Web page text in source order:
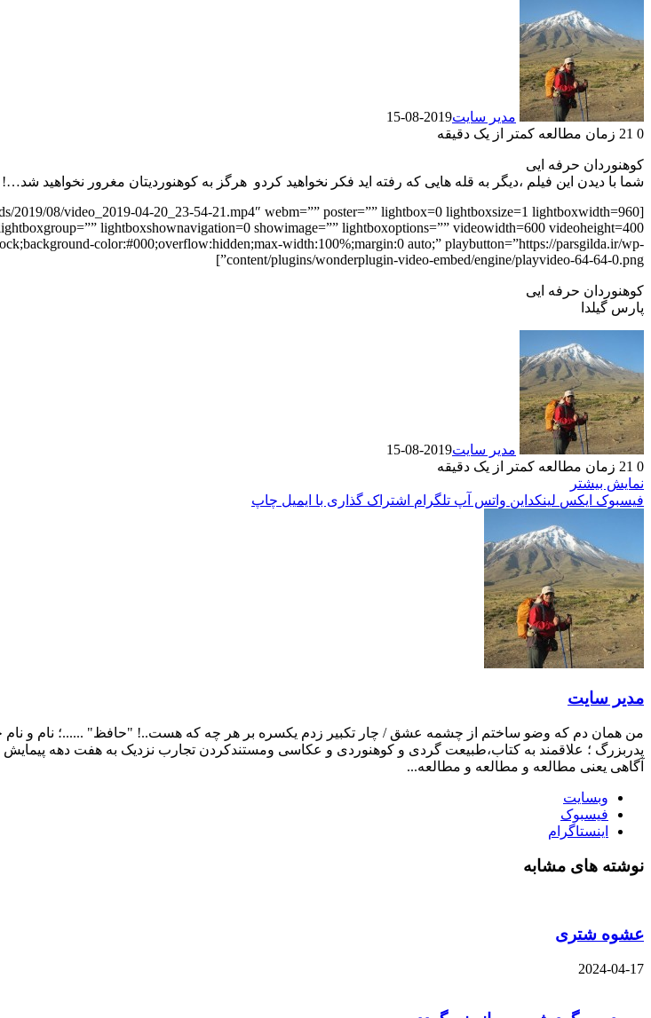
مدیر سایت2019-08-15
0
زمان مطالعه کمتر از یک دقیقه
کوهنوردان حرفه ایی
شما با دیدن این فیلم ،دیگر به قله هایی که رفته اید فکر نخواهید کردو هرگز به کوهنوردیتان مغرور نخواهید شد…!
2019/08/video_2019-04-20_23-54-21.mp4″ webm=”” poster=”” lightbox=0 lightboxsize=1 lightboxwidth=960
lightboxshownavigation=0 showimage=”” lightboxoptions=”” videowidth=600 videoheight=400
color:#000;overflow:hidden;max-width:100%;margin:0 auto;” playbutton=”https://parsgilda.ir/wp-
content/plugins/wonderplugin-video-embed/engine/playvideo-64-64-0.png”]
کوهنوردان حرفه ایی
پارس گیلدا
مدیر سایت2019-08-15
0
زمان مطالعه کمتر از یک دقیقه
نمایش بیشتر
فیسبوک ایکس لینکداین واتس آپ تلگرام اشتراک گذاری با ایمیل چاپ
مدیر سایت
من همان دم که وضو ساختم از چشمه عشق / چار تکبیر زدم یکسره بر هر چه که هست..! "حافظ" ......؛ نام و نام
پدربزرگ ؛ علاقمند به کتاب،طبیعت گردی و کوهنوردی و عکاسی ومستندکردن تجارب نزدیک به هفت دهه
آگاهی یعنی مطالعه و مطالعه و مطالعه...
وبسایت
فیسبوک
اینستاگرام
نوشته های مشابه
عشوه شتری
2024-04-17